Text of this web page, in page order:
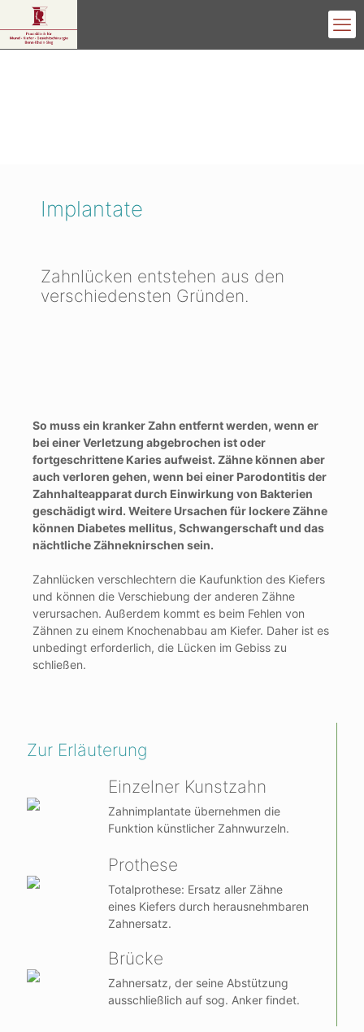
Implantate
Zahnlücken entstehen aus den
verschiedensten Gründen.
So muss ein kranker Zahn entfernt werden, wenn er
bei einer Verletzung abgebrochen ist oder
fortgeschrittene Karies aufweist. Zähne können aber
auch verloren gehen, wenn bei einer Parodontitis der
Zahnhalteapparat durch Einwirkung von Bakterien
geschädigt wird. Weitere Ursachen für lockere Zähne
können Diabetes mellitus, Schwangerschaft und das
nächtliche Zähneknirschen sein.
Zahnlücken verschlechtern die Kaufunktion des Kiefers
und können die Verschiebung der anderen Zähne
verursachen. Außerdem kommt es beim Fehlen von
Zähnen zu einem Knochenabbau am Kiefer. Daher ist es
unbedingt erforderlich, die Lücken im Gebiss zu
schließen.
Zur Erläuterung
Einzelner Kunstzahn
Zahnimplantate übernehmen die
Funktion künstlicher Zahnwurzeln.
Prothese
Totalprothese: Ersatz aller Zähne
eines Kiefers durch herausnehmbaren
Zahnersatz.
Brücke
Zahnersatz, der seine Abstützung
ausschließlich auf sog. Anker findet.